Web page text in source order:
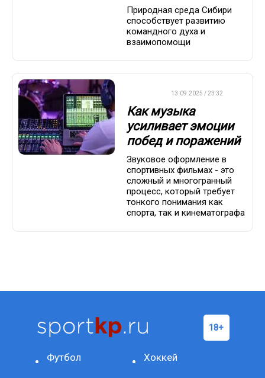
Природная среда Сибири
способствует развитию
командного духа и
взаимопомощи
13.09.2025 / 23:32
Как музыка
усиливает эмоции
побед и поражений
Звуковое оформление в
спортивных фильмах - это
сложный и многогранный
процесс, который требует
тонкого понимания как
спорта, так и кинематографа
Футбол Хоккей